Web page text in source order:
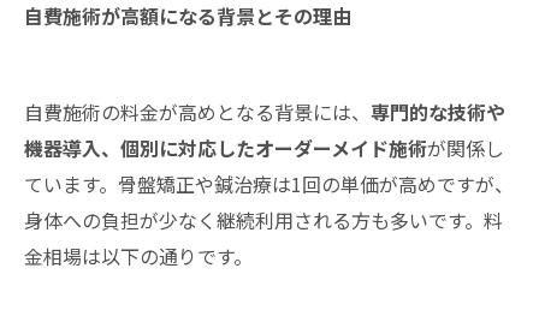
自費施術が高額になる背景とその理由
自費施術の料金が高めとなる背景には、 専門的な技術や
機器導入、個別に対応したオーダーメイド施術が関係し
ています。骨盤矯正や鍼治療は1回の単価が高めですが、
身体への負担が少なく継続利用される方も多いです。料
金相場は以下の通りです。